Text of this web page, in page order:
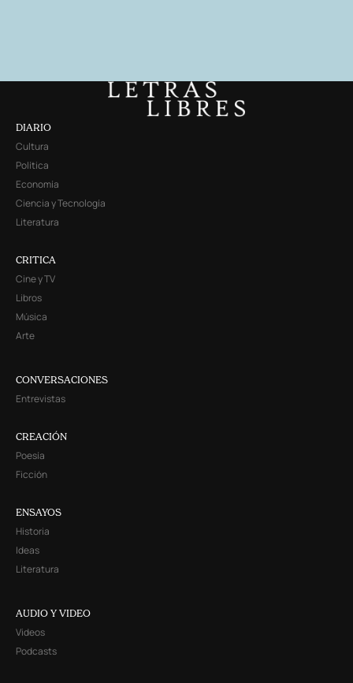
DIARIO
Cultura
Política
Economía
Ciencia y Tecnología
Literatura
CRITICA
Cine y TV
Libros
Música
Arte
CONVERSACIONES
Entrevistas
CREACIÓN
Poesía
Ficción
ENSAYOS
Historia
Ideas
Literatura
AUDIO Y VIDEO
Videos
Podcasts